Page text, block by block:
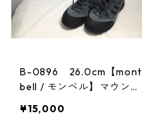
B-0896 26.0cm【mont
bell / モンベル】マウンテ
¥15,000